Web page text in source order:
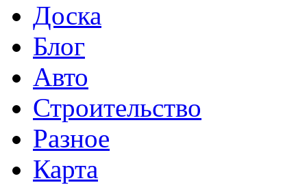
Доска
Блог
Авто
Строительство
Разное
Карта